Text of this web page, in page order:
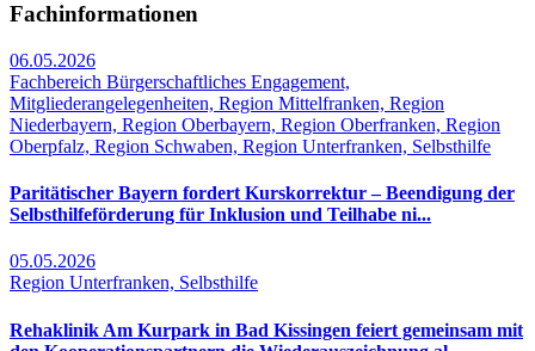
Fachinformationen
06.05.2026
Fachbereich Bürgerschaftliches Engagement,
Mitgliederangelegenheiten, Region Mittelfranken, Region
Niederbayern, Region Oberbayern, Region Oberfranken, Region
Oberpfalz, Region Schwaben, Region Unterfranken, Selbsthilfe
Paritätischer Bayern fordert Kurskorrektur – Beendigung der
Selbsthilfeförderung für Inklusion und Teilhabe ni...
05.05.2026
Region Unterfranken, Selbsthilfe
Rehaklinik Am Kurpark in Bad Kissingen feiert gemeinsam mit